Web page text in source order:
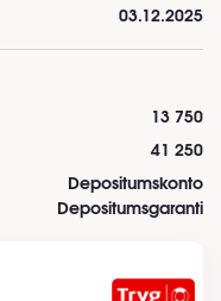
03.12.2025
13 750
41 250
Depositumskonto
Depositumsgaranti